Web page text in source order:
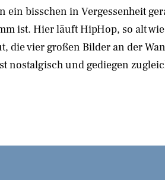
ein bisschen in Vergessenheit
ist. Hier läuft HipHop, so alt
die vier großen Bilder an der
nostalgisch und gediegen